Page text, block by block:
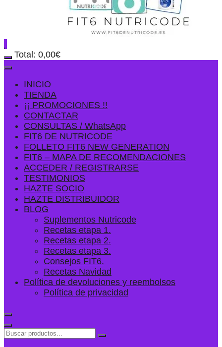
Total: 0,00€
INICIO
TIENDA
¡¡ PROMOCIONES !!
CONTACTAR
CONSULTAS / WhatsApp
FIT6 DE NUTRICODE
FOLLETO FIT6 NEW GENERATION
FIT6 – MAPA DE RECOMENDACIONES
ACCEDER / REGISTRARSE
TESTIMONIOS
HAZTE SOCIO
HAZTE DISTRIBUIDOR
BLOG
Suplementos Nutricode
Recetas etapa 1.
Recetas etapa 2.
Recetas etapa 3.
Consejos FIT6.
Recetas Navidad
Política de devoluciones y reembolsos
Política de privacidad